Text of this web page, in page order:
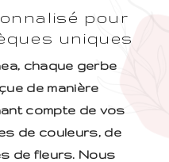
pour
uniques
chaque gerbe
de manière
compte de vos
de couleurs, de
de fleurs. Nous